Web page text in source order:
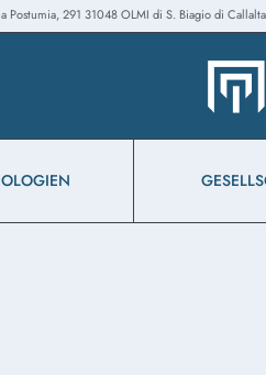
Postumia, 291 31048 OLMI di S. Biagio di